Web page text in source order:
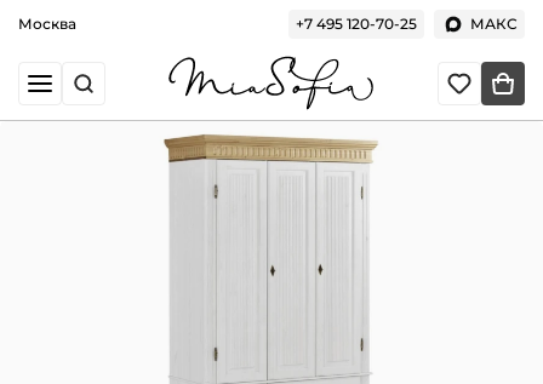
Москва +7 495 120-70-25 МАКС